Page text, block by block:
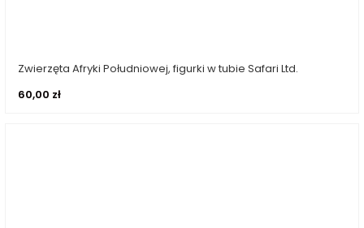
Dowiedz się więcej
Zwierzęta Afryki Południowej, figurki w tubie Safari Ltd.
60,00 zł